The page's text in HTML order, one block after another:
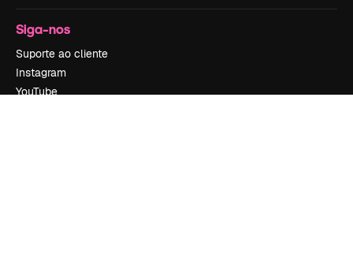
Siga-nos
Suporte ao cliente
Instagram
YouTube